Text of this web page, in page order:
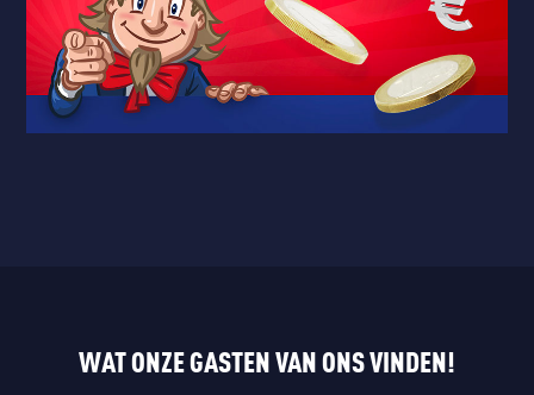
WAT ONZE GASTEN VAN ONS VINDEN!